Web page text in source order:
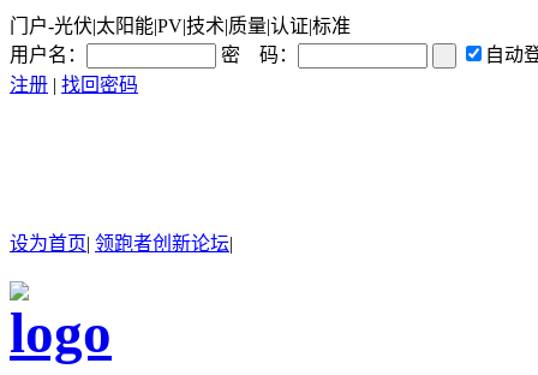
门户-光伏|太阳能|PV|技术|质量|认证|标准
用户名：
密 码：
自动
注册 | 找回密码
设为首页| 领跑者创新论坛|